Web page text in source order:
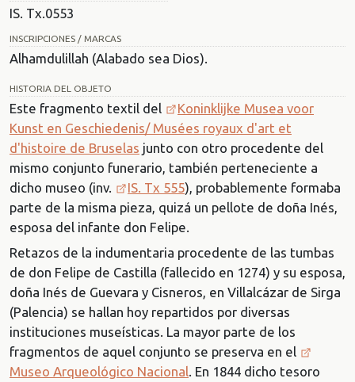
IS. Tx.0553
INSCRIPCIONES / MARCAS
Alhamdulillah (Alabado sea Dios).
HISTORIA DEL OBJETO
Este fragmento textil del
Koninklijke Musea voor
Kunst en Geschiedenis/ Musées royaux d'art et
d'histoire de Bruselas junto con otro procedente del
mismo conjunto funerario, también perteneciente a
dicho museo (inv.
IS. Tx 555), probablemente formaba
parte de la misma pieza, quizá un pellote de doña Inés,
esposa del infante don Felipe.
Retazos de la indumentaria procedente de las tumbas
de don Felipe de Castilla (fallecido en 1274) y su esposa,
doña Inés de Guevara y Cisneros, en Villalcázar de Sirga
(Palencia) se hallan hoy repartidos por diversas
instituciones museísticas. La mayor parte de los
fragmentos de aquel conjunto se preserva en el
Museo Arqueológico Nacional . En 1844 dicho tesoro